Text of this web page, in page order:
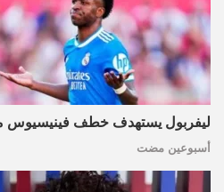
ليفربول يستهدف خطف فينيسيوس
أسبوعين مضت